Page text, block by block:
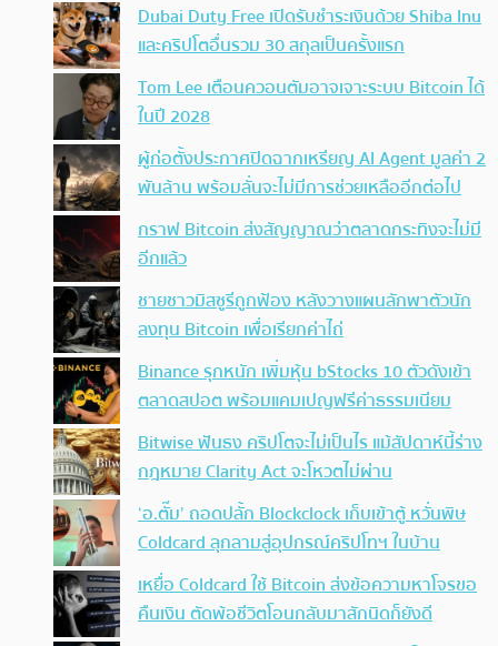
Dubai Duty Free เปิดรับชำระเงินด้วย Shiba Inu
และคริปโตอื่นรวม 30 สกุลเป็นครั้งแรก
Tom Lee เตือนควอนตัมอาจเจาะระบบ Bitcoin ได้
ในปี 2028
ผู้ก่อตั้งประกาศปิดฉากเหรียญ AI Agent มูลค่า 2
พันล้าน พร้อมลั่นจะไม่มีการช่วยเหลืออีกต่อไป
กราฟ Bitcoin ส่งสัญญาณว่าตลาดกระทิงจะไม่มี
อีกแล้ว
ชายชาวมิสซูรีถูกฟ้อง หลังวางแผนลักพาตัวนัก
ลงทุน Bitcoin เพื่อเรียกค่าไถ่
Binance รุกหนัก เพิ่มหุ้น bStocks 10 ตัวดังเข้า
ตลาดสปอต พร้อมแคมเปญฟรีค่าธรรมเนียม
Bitwise ฟันธง คริปโตจะไม่เป็นไร แม้สัปดาห์นี้ร่าง
กฎหมาย Clarity Act จะโหวตไม่ผ่าน
‘อ.ตั๊ม’ ถอดปลั้ก Blockclock เก็บเข้าตู้ หวั่นพิษ
Coldcard ลุกลามสู่อุปกรณ์คริปโทฯ ในบ้าน
เหยื่อ Coldcard ใช้ Bitcoin ส่งข้อความหาโจรขอ
คืนเงิน ตัดพ้อชีวิตโอนกลับมาสักนิดก็ยังดี